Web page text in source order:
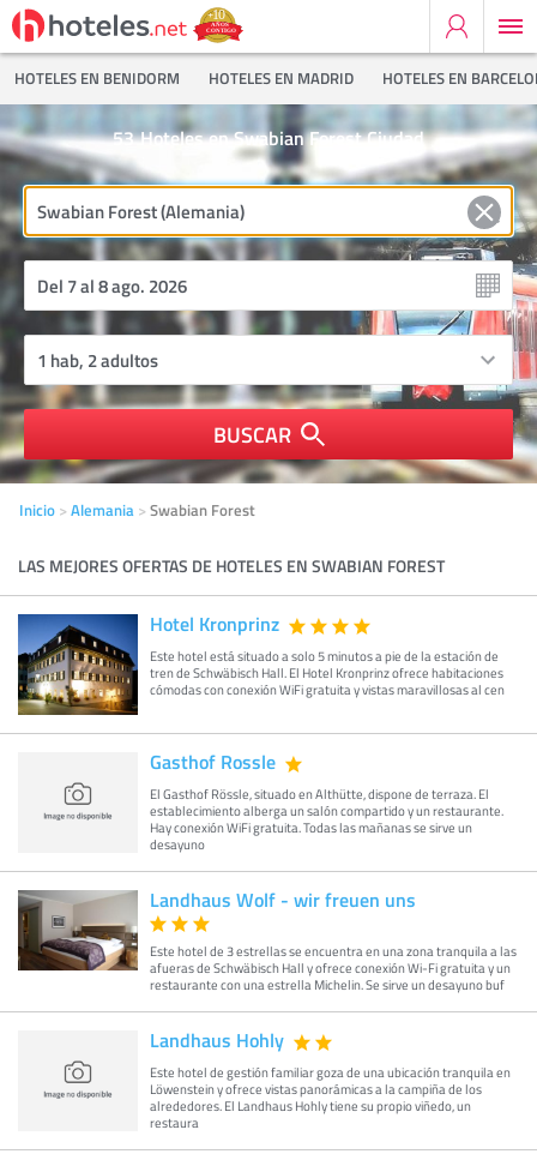
HOTELES EN BENIDORM HOTELES EN MADRID HOTELES EN
Hoteles en Swabian Forest Ciudad
53
BUSCAR
Inicio Alemania Swabian Forest
LAS MEJORES OFERTAS DE HOTELES EN SWABIAN FOREST
Hotel Kronprinz
Este hotel está situado a solo 5 minutos a pie de la estación de
tren de Schwäbisch Hall. El Hotel Kronprinz ofrece habitaciones
cómodas con conexión WiFi gratuita y vistas maravillosas al cen
Gasthof Rossle
El Gasthof Rössle, situado en Althütte, dispone de terraza. El
establecimiento alberga un salón compartido y un restaurante.
Hay conexión WiFi gratuita. Todas las mañanas se sirve un
desayuno
Landhaus Wolf - wir freuen uns
Este hotel de 3 estrellas se encuentra en una zona tranquila a las
afueras de Schwäbisch Hall y ofrece conexión Wi-Fi gratuita y un
restaurante con una estrella Michelin. Se sirve un desayuno buf
Landhaus Hohly
Este hotel de gestión familiar goza de una ubicación tranquila en
Löwenstein y ofrece vistas panorámicas a la campiña de los
alrededores. El Landhaus Hohly tiene su propio viñedo, un
restaura